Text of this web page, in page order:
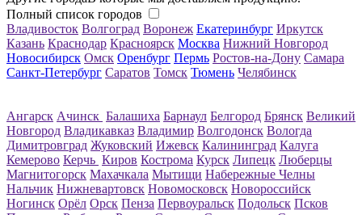
Полный список городов
Владивосток Волгоград Воронеж Екатеринбург Иркутск
Казань Краснодар Красноярск Москва Нижний Новгород
Новосибирск Омск Оренбург Пермь Ростов-на-Дону Самара
Санкт-Петербург Саратов Томск Тюмень Челябинск
Ангарск Ачинск Балашиха Барнаул Белгород Брянск Великий
Новгород Владикавказ Владимир Волгодонск Вологда
Димитровград Жуковский Ижевск Калининград Калуга
Кемерово Керчь Киров Кострома Курск Липецк Люберцы
Магнитогорск Махачкала Мытищи Набережные Челны
Нальчик Нижневартовск Новомосковск Новороссийск
Ногинск Орёл Орск Пенза Первоуральск Подольск Псков